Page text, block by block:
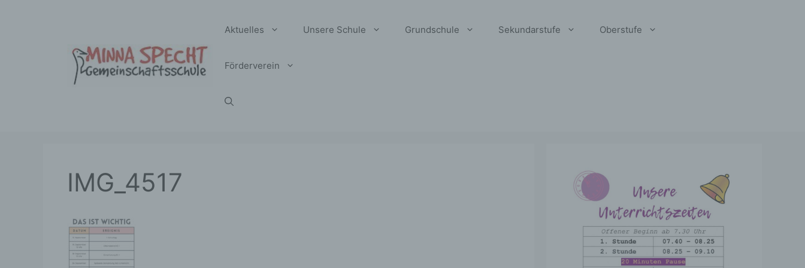
Aktuelles Unsere Schule Grundschule Sekundarstufe Oberstufe
Förderverein
IMG_4517